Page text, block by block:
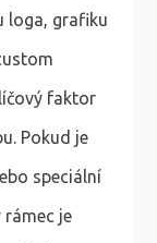
loga, grafiku
faktor
Pokud je
speciální
rámec je